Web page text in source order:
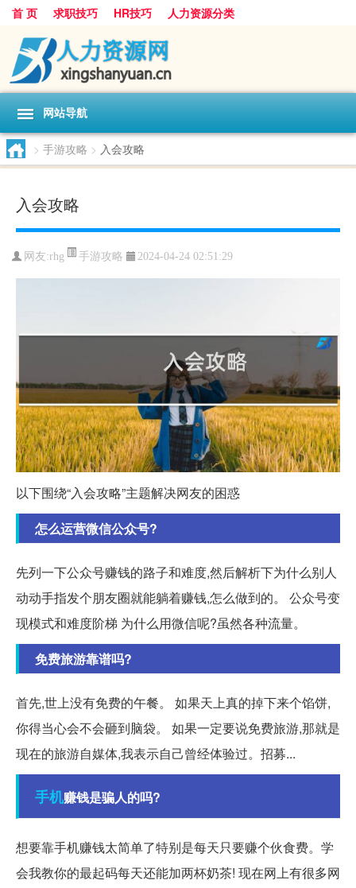
首 页 求职技巧 HR技巧 人力资源分类
网站导航
> 手游攻略 > 入会攻略
入会攻略
网友:rhg 手游攻略 2024-04-24 02:51:29
以下围绕“入会攻略”主题解决网友的困惑
怎么运营微信公众号?
先列一下公众号赚钱的路子和难度,然后解析下为什么别人
动动手指发个朋友圈就能躺着赚钱,怎么做到的。 公众号变
现模式和难度阶梯 为什么用微信呢?虽然各种流量。
免费旅游靠谱吗?
首先,世上没有免费的午餐。 如果天上真的掉下来个馅饼,
你得当心会不会砸到脑袋。 如果一定要说免费旅游,那就是
现在的旅游自媒体,我表示自己曾经体验过。招募...
手机赚钱是骗人的吗?
想要靠手机赚钱太简单了特别是每天只要赚个伙食费。学
会我教你的最起码每天还能加两杯奶茶! 现在网上有很多网